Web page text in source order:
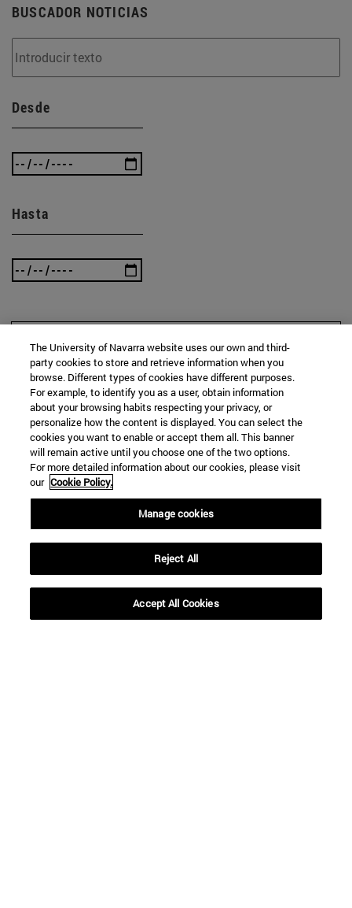
BUSCADOR NOTICIAS
Desde
Hasta
BUSCAR
The University of Navarra website uses our own and third-
party cookies to store and retrieve information when you
browse. Different types of cookies have different purposes.
For example, to identify you as a user, obtain information
about your browsing habits respecting your privacy, or
personalize how the content is displayed. You can select the
cookies you want to enable or accept them all. This banner
will remain active until you choose one of the two options.
For more detailed information about our cookies, please visit
our Cookie Policy.
Manage cookies
Reject All
Accept All Cookies